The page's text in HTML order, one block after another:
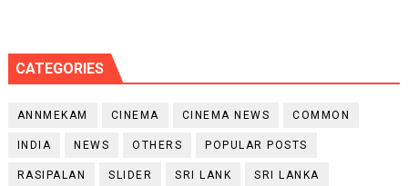
CATEGORIES
ANNMEKAM CINEMA CINEMA NEWS COMMON
INDIA NEWS OTHERS POPULAR POSTS
RASIPALAN SLIDER SRI LANK SRI LANKA